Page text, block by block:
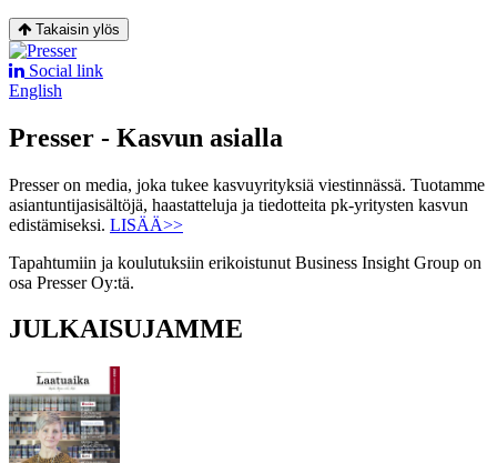
Takaisin ylös
Social link
English
Presser - Kasvun asialla
Presser on media, joka tukee kasvuyrityksiä viestinnässä. Tuotamme
asiantuntijasisältöjä, haastatteluja ja tiedotteita pk-yritysten kasvun
edistämiseksi. LISÄÄ>>
Tapahtumiin ja koulutuksiin erikoistunut Business Insight Group on
osa Presser Oy:tä.
JULKAISUJAMME